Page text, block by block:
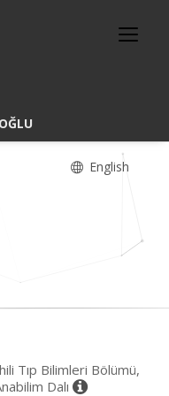
English
Tıp Bilimleri Bölümü,
Dalı